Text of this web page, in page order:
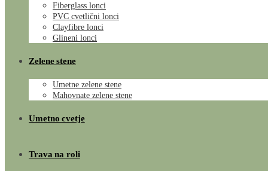
Fiberglass lonci
PVC cvetlični lonci
Clayfibre lonci
Glineni lonci
Zelene stene
Umetne zelene stene
Mahovnate zelene stene
Umetno cvetje
Trava na roli